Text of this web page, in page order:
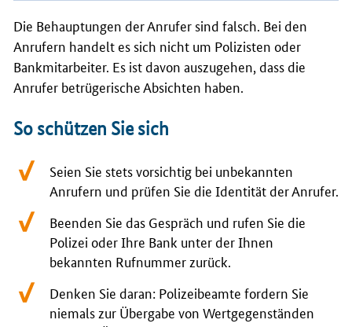
Die Behauptungen der Anrufer sind falsch. Bei den
Anrufern handelt es sich nicht um Polizisten oder
Bankmitarbeiter. Es ist davon auszugehen, dass die
Anrufer betrügerische Absichten haben.
So schützen Sie sich
Seien Sie stets vorsichtig bei unbekannten
Anrufern und prüfen Sie die Identität der Anrufer.
Beenden Sie das Gespräch und rufen Sie die
Polizei oder Ihre Bank unter der Ihnen
bekannten Rufnummer zurück.
Denken Sie daran: Polizeibeamte fordern Sie
niemals zur Übergabe von Wertgegenständen